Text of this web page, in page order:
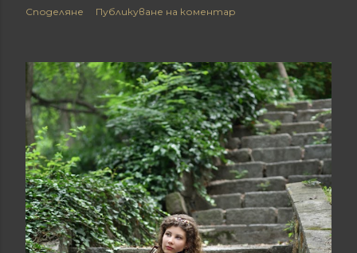
Споделяне Публикуване на коментар